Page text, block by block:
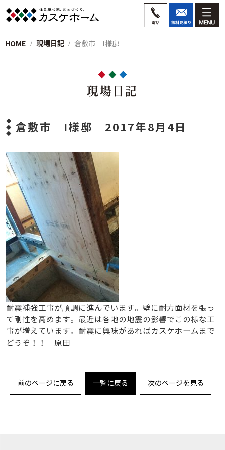
HOME 現場日記 倉敷市 I様邸
現場日記
倉敷市 I様邸｜2017年8月4日
耐震補強工事が順調に進んでいます。壁に耐力面材を張っ
て剛性を高めます。最近は各地の地震の影響でこの様な工
事が増えています。耐震に興味があればカスケホームまで
どうぞ！！ 原田
前のページに戻る 一覧に戻る 次のページを見る